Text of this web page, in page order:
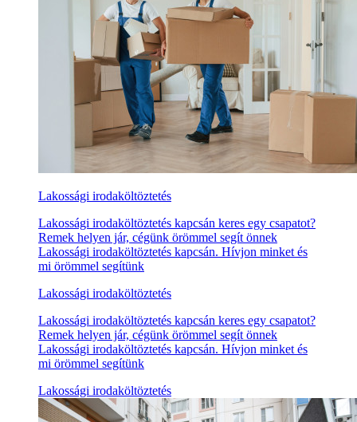
Lakossági irodaköltöztetés
Lakossági irodaköltöztetés kapcsán keres egy csapatot?
Remek helyen jár, cégünk örömmel segít önnek
Lakossági irodaköltöztetés kapcsán. Hívjon minket és
mi örömmel segítünk
Lakossági irodaköltöztetés
Lakossági irodaköltöztetés kapcsán keres egy csapatot?
Remek helyen jár, cégünk örömmel segít önnek
Lakossági irodaköltöztetés kapcsán. Hívjon minket és
mi örömmel segítünk
Lakossági irodaköltöztetés